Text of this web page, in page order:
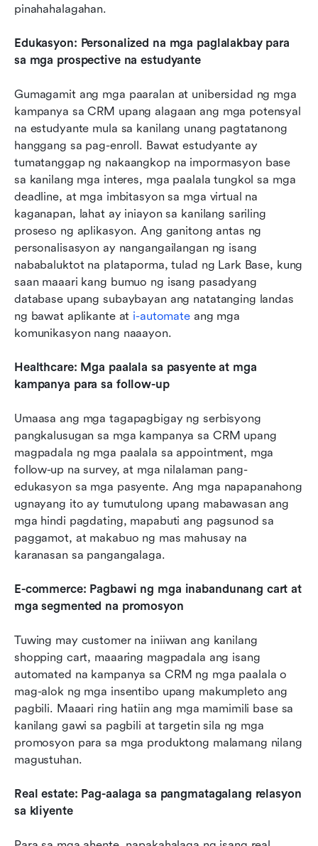
pinahahalagahan.
Edukasyon: Personalized na mga paglalakbay para
sa mga prospective na estudyante
Gumagamit ang mga paaralan at unibersidad ng mga
kampanya sa CRM upang alagaan ang mga potensyal
na estudyante mula sa kanilang unang pagtatanong
hanggang sa pag-enroll. Bawat estudyante ay
tumatanggap ng nakaangkop na impormasyon base
sa kanilang mga interes, mga paalala tungkol sa mga
deadline, at mga imbitasyon sa mga virtual na
kaganapan, lahat ay iniayon sa kanilang sariling
proseso ng aplikasyon. Ang ganitong antas ng
personalisasyon ay nangangailangan ng isang
nababaluktot na plataporma, tulad ng Lark Base, kung
saan maaari kang bumuo ng isang pasadyang
database upang subaybayan ang natatanging landas
ng bawat aplikante at i-automate ang mga
komunikasyon nang naaayon.
Healthcare: Mga paalala sa pasyente at mga
kampanya para sa follow-up
Umaasa ang mga tagapagbigay ng serbisyong
pangkalusugan sa mga kampanya sa CRM upang
magpadala ng mga paalala sa appointment, mga
follow-up na survey, at mga nilalaman pang-
edukasyon sa mga pasyente. Ang mga napapanahong
ugnayang ito ay tumutulong upang mabawasan ang
mga hindi pagdating, mapabuti ang pagsunod sa
paggamot, at makabuo ng mas mahusay na
karanasan sa pangangalaga.
E-commerce: Pagbawi ng mga inabandunang cart at
mga segmented na promosyon
Tuwing may customer na iniiwan ang kanilang
shopping cart, maaaring magpadala ang isang
automated na kampanya sa CRM ng mga paalala o
mag-alok ng mga insentibo upang makumpleto ang
pagbili. Maaari ring hatiin ang mga mamimili base sa
kanilang gawi sa pagbili at targetin sila ng mga
promosyon para sa mga produktong malamang nilang
magustuhan.
Real estate: Pag-aalaga sa pangmatagalang relasyon
sa kliyente